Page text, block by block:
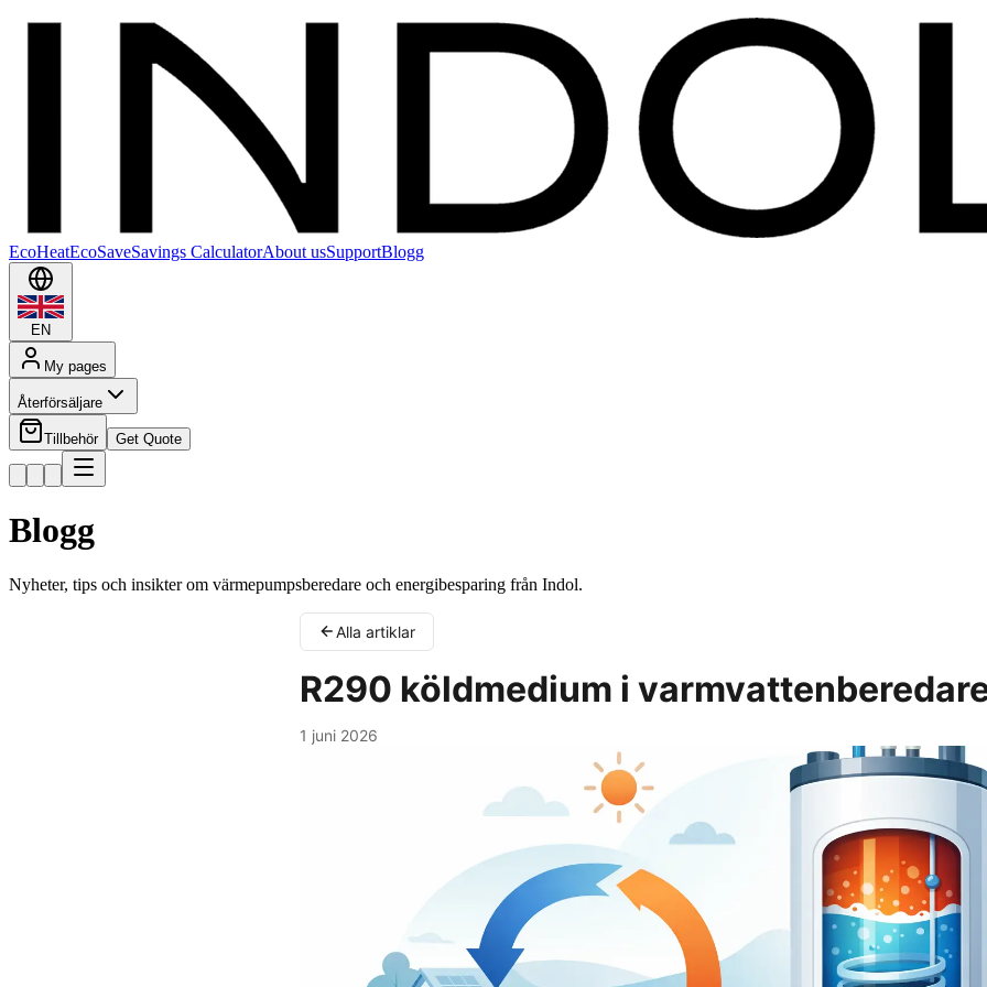
EcoHeatEcoSaveSavings CalculatorAbout usSupportBlogg
EN
My pages
Återförsäljare
Tillbehör Get Quote
Blogg
Nyheter, tips och insikter om värmepumpsberedare och energibesparing från Indol.
Alla artiklar
R290 köldmedium i
1 juni 2026